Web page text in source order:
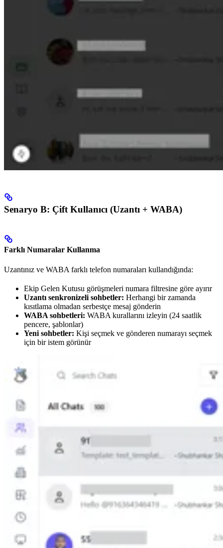
Senaryo B: Çift Kullanıcı (Uzantı + WABA)
Farklı Numaralar Kullanma
Uzantınız ve WABA farklı telefon numaraları kullandığında:
Ekip Gelen Kutusu görüşmeleri numara filtresine göre ayırır
Uzantı senkronizeli sohbetler: Herhangi bir zamanda
kısıtlama olmadan serbestçe mesaj gönderin
WABA sohbetleri: WABA kurallarını izleyin (24 saatlik
pencere, şablonlar)
Yeni sohbetler: Kişi seçmek ve gönderen numarayı seçmek
için bir istem görünür